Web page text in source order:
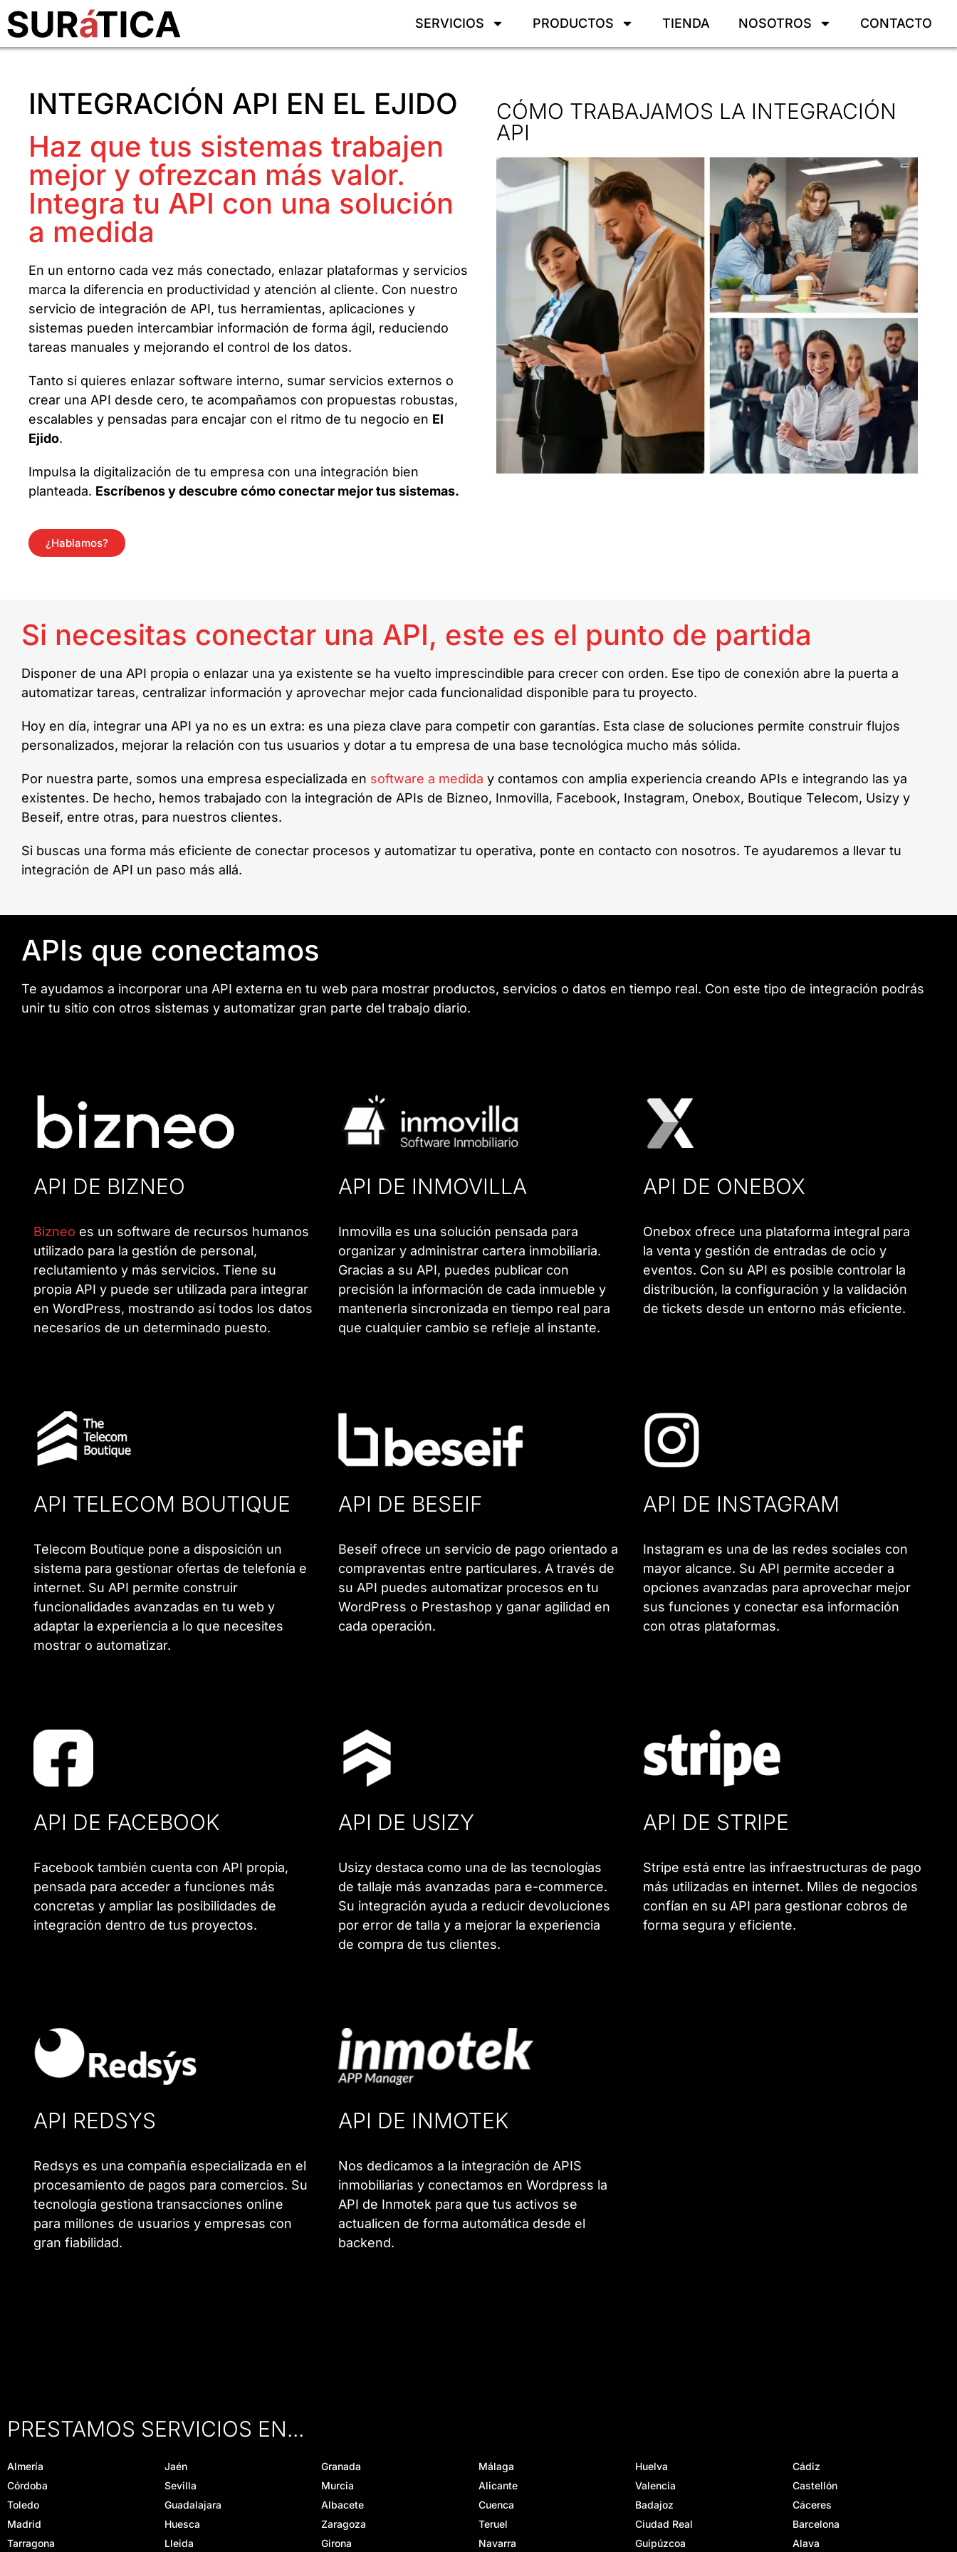
SERVICIOS PRODUCTOS TIENDA NOSOTROS CONTACTO
INTEGRACIÓN API EN EL EJIDO
Haz que tus sistemas trabajen
mejor y ofrezcan más valor.
Integra tu API con una solución
a medida
En un entorno cada vez más conectado, enlazar plataformas y servicios
marca la diferencia en productividad y atención al cliente. Con nuestro
servicio de integración de API, tus herramientas, aplicaciones y
sistemas pueden intercambiar información de forma ágil, reduciendo
tareas manuales y mejorando el control de los datos.
Tanto si quieres enlazar software interno, sumar servicios externos o
crear una API desde cero, te acompañamos con propuestas robustas,
escalables y pensadas para encajar con el ritmo de tu negocio en El
Ejido.
Impulsa la digitalización de tu empresa con una integración bien
planteada. Escríbenos y descubre cómo conectar mejor tus sistemas.
¿Hablamos?
CÓMO TRABAJAMOS LA INTEGRACIÓN
API
Si necesitas conectar una API, este es el punto de partida
Disponer de una API propia o enlazar una ya existente se ha vuelto imprescindible para crecer con orden. Ese tipo de conexión abre la puerta a
automatizar tareas, centralizar información y aprovechar mejor cada funcionalidad disponible para tu proyecto.
Hoy en día, integrar una API ya no es un extra: es una pieza clave para competir con garantías. Esta clase de soluciones permite construir flujos
personalizados, mejorar la relación con tus usuarios y dotar a tu empresa de una base tecnológica mucho más sólida.
Por nuestra parte, somos una empresa especializada en software a medida y contamos con amplia experiencia creando APIs e integrando las ya
existentes. De hecho, hemos trabajado con la integración de APIs de Bizneo, Inmovilla, Facebook, Instagram, Onebox, Boutique Telecom, Usizy y
Beseif, entre otras, para nuestros clientes.
Si buscas una forma más eficiente de conectar procesos y automatizar tu operativa, ponte en contacto con nosotros. Te ayudaremos a llevar tu
integración de API un paso más allá.
APIs que conectamos
Te ayudamos a incorporar una API externa en tu web para mostrar productos, servicios o datos en tiempo real. Con este tipo de integración podrás
unir tu sitio con otros sistemas y automatizar gran parte del trabajo diario.
API DE BIZNEO
Bizneo es un software de recursos humanos
utilizado para la gestión de personal,
reclutamiento y más servicios. Tiene su
propia API y puede ser utilizada para integrar
en WordPress, mostrando así todos los datos
necesarios de un determinado puesto.
API DE INMOVILLA
Inmovilla es una solución pensada para
organizar y administrar cartera inmobiliaria.
Gracias a su API, puedes publicar con
precisión la información de cada inmueble y
mantenerla sincronizada en tiempo real para
que cualquier cambio se refleje al instante.
API DE ONEBOX
Onebox ofrece una plataforma integral para
la venta y gestión de entradas de ocio y
eventos. Con su API es posible controlar la
distribución, la configuración y la validación
de tickets desde un entorno más eficiente.
API TELECOM BOUTIQUE
Telecom Boutique pone a disposición un
sistema para gestionar ofertas de telefonía e
internet. Su API permite construir
funcionalidades avanzadas en tu web y
adaptar la experiencia a lo que necesites
mostrar o automatizar.
API DE BESEIF
Beseif ofrece un servicio de pago orientado a
compraventas entre particulares. A través de
su API puedes automatizar procesos en tu
WordPress o Prestashop y ganar agilidad en
cada operación.
API DE INSTAGRAM
Instagram es una de las redes sociales con
mayor alcance. Su API permite acceder a
opciones avanzadas para aprovechar mejor
sus funciones y conectar esa información
con otras plataformas.
API DE FACEBOOK
Facebook también cuenta con API propia,
pensada para acceder a funciones más
concretas y ampliar las posibilidades de
integración dentro de tus proyectos.
API DE USIZY
Usizy destaca como una de las tecnologías
de tallaje más avanzadas para e-commerce.
Su integración ayuda a reducir devoluciones
por error de talla y a mejorar la experiencia
de compra de tus clientes.
API DE STRIPE
Stripe está entre las infraestructuras de pago
más utilizadas en internet. Miles de negocios
confían en su API para gestionar cobros de
forma segura y eficiente.
API REDSYS
Redsys es una compañía especializada en el
procesamiento de pagos para comercios. Su
tecnología gestiona transacciones online
para millones de usuarios y empresas con
gran fiabilidad.
API DE INMOTEK
Nos dedicamos a la integración de APIS
inmobiliarias y conectamos en Wordpress la
API de Inmotek para que tus activos se
actualicen de forma automática desde el
backend.
PRESTAMOS SERVICIOS EN...
Almería Jaén Granada Málaga Huelva
Cádiz
Córdoba
Sevilla Murcia Alicante Valencia
Castellón
Toledo
Guadalajara Albacete Cuenca Badajoz
Cáceres
Madrid
Huesca Zaragoza Teruel Ciudad Real
Barcelona
Tarragona
Lleida Girona Navarra Guipúzcoa Alava